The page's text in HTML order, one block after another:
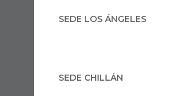
SEDE LOS ÁNGELES
SEDE CHILLÁN